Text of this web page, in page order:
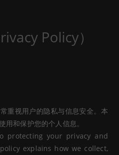
Policy）
重视用户的隐私与信息安全。本
和保护您的个人信息。
protecting your privacy and
explains how we collect,